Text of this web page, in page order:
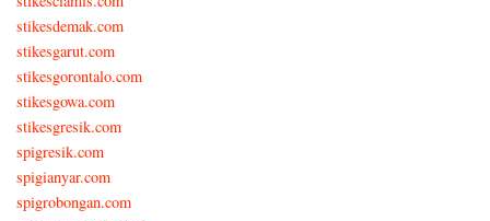
stikesdemak.com
stikesgarut.com
stikesgorontalo.com
stikesgowa.com
stikesgresik.com
spigresik.com
spigianyar.com
spigrobongan.com